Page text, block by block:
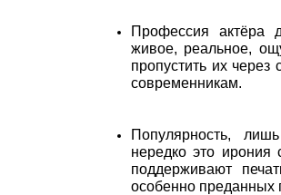
Профессия актёра
живое, реальное,
пропустить их
современникам.
Популярность,
нередко это
поддерживают
особенно преданных